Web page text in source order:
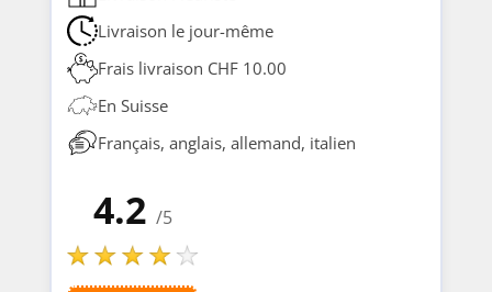
Livraison le jour-même
Frais livraison CHF 10.00
En Suisse
Français, anglais, allemand, italien
4.2 /5